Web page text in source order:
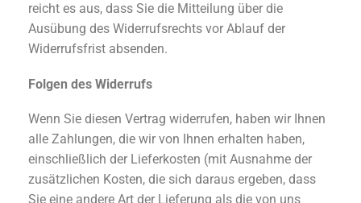
reicht es aus, dass Sie die Mitteilung über die
Ausübung des Widerrufsrechts vor Ablauf der
Widerrufsfrist absenden.
Folgen des Widerrufs
Wenn Sie diesen Vertrag widerrufen, haben wir Ihnen
alle Zahlungen, die wir von Ihnen erhalten haben,
einschließlich der Lieferkosten (mit Ausnahme der
zusätzlichen Kosten, die sich daraus ergeben, dass
Sie eine andere Art der Lieferung als die von uns